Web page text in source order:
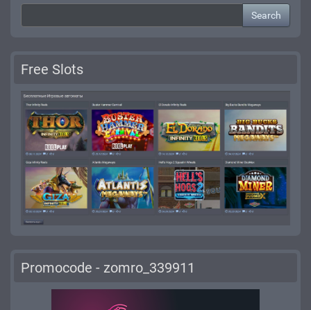
Search
Free Slots
Promocode - zomro_339911